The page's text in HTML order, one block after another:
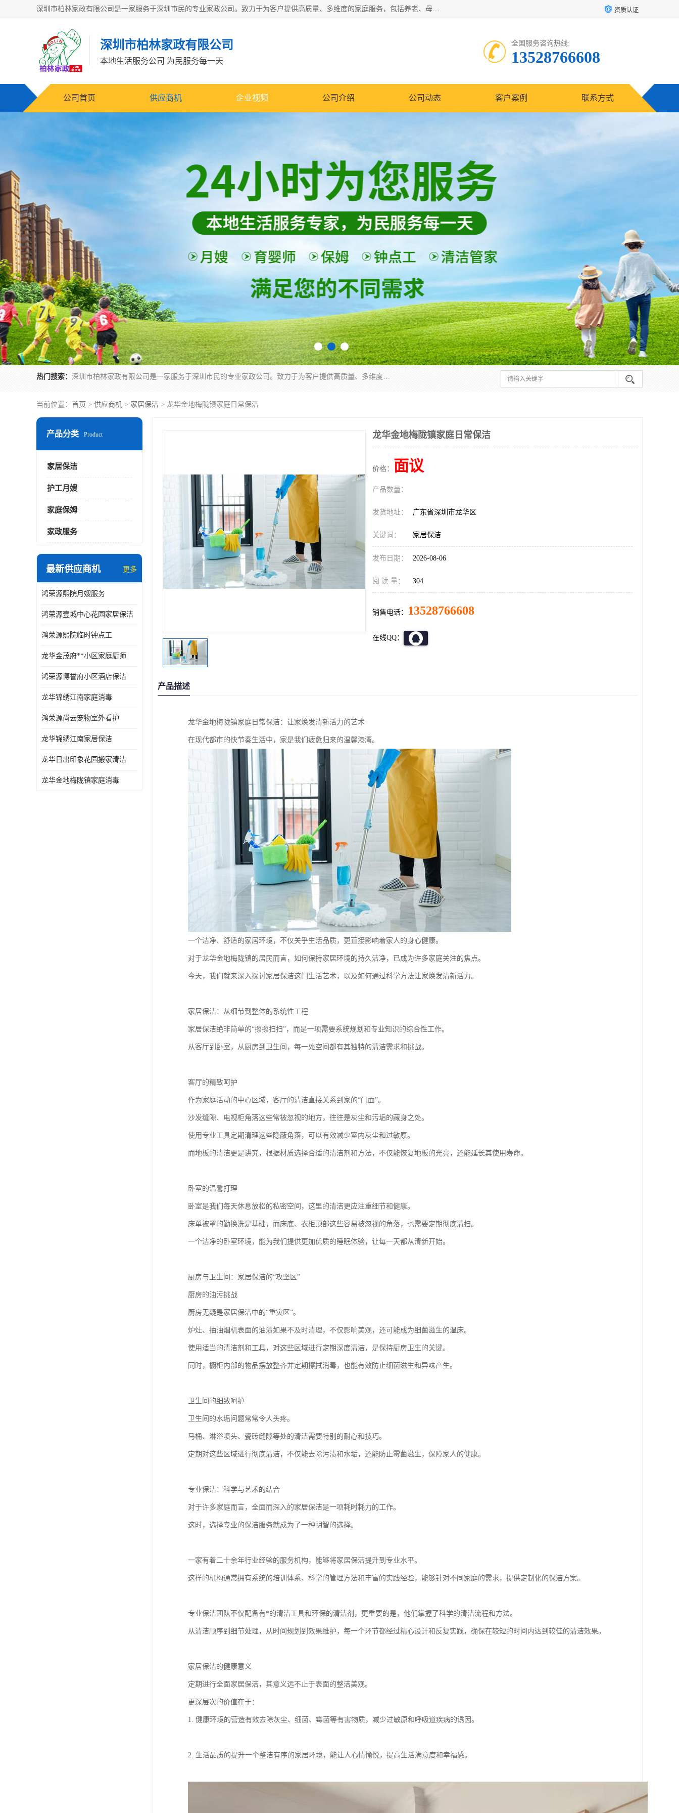
深圳市柏林家政有限公司是一家服务于深圳市民的专业家政公司。致力于为客户提供高质量、多维度的家庭服务，包括养老、母婴、月嫂育婴早教、康复理疗、家电清洗和保洁等方面的专业服务。 资质认证
深圳市柏林家政有限公司
本地生活服务公司 为民服务每一天
全国服务咨询热线:
13528766608
公司首页 供应商机 企业视频 公司介绍 公司动态 客户案例 联系方式
热门搜索： 深圳市柏林家政有限公司是一家服务于深圳市民的专业家政公司。致力于为客户提供高质量、多维度的家庭服务，包括养老、母婴、月嫂育婴早教、康复理疗、家电清洗和保洁等方面的专业服务。
当前位置： 首页 > 供应商机 > 家居保洁 > 龙华金地梅陇镇家庭日常保洁
产品分类 Product
家居保洁
护工月嫂
家庭保姆
家政服务
最新供应商机 更多
鸿荣源熙院月嫂服务
鸿荣源壹城中心花园家居保洁
鸿荣源熙院临时钟点工
龙华金茂府**小区家庭厨师
鸿荣源博誉府小区酒店保洁
龙华锦绣江南家庭消毒
鸿荣源尚云宠物室外看护
龙华锦绣江南家居保洁
龙华日出印象花园搬家清洁
龙华金地梅陇镇家庭消毒
龙华金地梅陇镇家庭日常保洁
价格： 面议
产品数量：
发货地址： 广东省深圳市龙华区
关键词： 家居保洁
发布日期： 2026-08-06
阅 读 量： 304
销售电话： 13528766608
在线QQ：
产品描述
龙华金地梅陇镇家庭日常保洁：让家焕发清新活力的艺术
在现代都市的快节奏生活中，家是我们疲惫归来的温馨港湾。
一个洁净、舒适的家居环境，不仅关乎生活品质，更直接影响着家人的身心健康。
对于龙华金地梅陇镇的居民而言，如何保持家居环境的持久洁净，已成为许多家庭关注的焦点。
今天，我们就来深入探讨家居保洁这门生活艺术，以及如何通过科学方法让家焕发清新活力。
家居保洁：从细节到整体的系统性工程
家居保洁绝非简单的“擦擦扫扫”，而是一项需要系统规划和专业知识的综合性工作。
从客厅到卧室，从厨房到卫生间，每一处空间都有其独特的清洁需求和挑战。
客厅的精致呵护
作为家庭活动的中心区域，客厅的清洁直接关系到家的“门面”。
沙发缝隙、电视柜角落这些常被忽视的地方，往往是灰尘和污垢的藏身之处。
使用专业工具定期清理这些隐蔽角落，可以有效减少室内灰尘和过敏原。
而地板的清洁更是讲究，根据材质选择合适的清洁剂和方法，不仅能恢复地板的光亮，还能延长其使用寿命。
卧室的温馨打理
卧室是我们每天休息放松的私密空间，这里的清洁更应注重细节和健康。
床单被罩的勤换洗是基础，而床底、衣柜顶部这些容易被忽视的角落，也需要定期彻底清扫。
一个洁净的卧室环境，能为我们提供更加优质的睡眠体验，让每一天都从清新开始。
厨房与卫生间：家居保洁的“攻坚区”
厨房的油污挑战
厨房无疑是家居保洁中的“重灾区”。
炉灶、抽油烟机表面的油渍如果不及时清理，不仅影响美观，还可能成为细菌滋生的温床。
使用适当的清洁剂和工具，对这些区域进行定期深度清洁，是保持厨房卫生的关键。
同时，橱柜内部的物品摆放整齐并定期擦拭消毒，也能有效防止细菌滋生和异味产生。
卫生间的细致呵护
卫生间的水垢问题常常令人头疼。
马桶、淋浴喷头、瓷砖缝隙等处的清洁需要特别的耐心和技巧。
定期对这些区域进行彻底清洁，不仅能去除污渍和水垢，还能防止霉菌滋生，保障家人的健康。
专业保洁：科学与艺术的结合
对于许多家庭而言，全面而深入的家居保洁是一项耗时耗力的工作。
这时，选择专业的保洁服务就成为了一种明智的选择。
一家有着二十余年行业经验的服务机构，能够将家居保洁提升到专业水平。
这样的机构通常拥有系统的培训体系、科学的管理方法和丰富的实践经验，能够针对不同家庭的需求，提供定制化的保洁方案。
专业保洁团队不仅配备有*的清洁工具和环保的清洁剂，更重要的是，他们掌握了科学的清洁流程和方法。
从清洁顺序到细节处理，从时间规划到效果维护，每一个环节都经过精心设计和反复实践，确保在较短的时间内达到较佳的清洁效果。
家居保洁的健康意义
定期进行全面家居保洁，其意义远不止于表面的整洁美观。
更深层次的价值在于：
1. 健康环境的营造有效去除灰尘、细菌、霉菌等有害物质，减少过敏原和呼吸道疾病的诱因。
2. 生活品质的提升一个整洁有序的家居环境，能让人心情愉悦，提高生活满意度和幸福感。